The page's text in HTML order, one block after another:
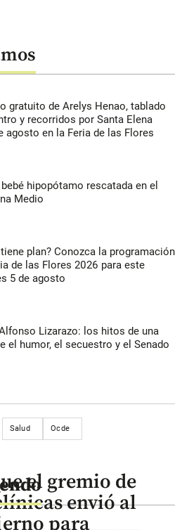
gratuito de Arelys Henao, tablado
y recorridos por Santa Elena
agosto en la Feria de las Flores
hipopótamo rescatada en el
Medio
plan? Conozca la programación
de las Flores 2026 para este
5 de agosto
Lizarazo: los hitos de una
el humor, el secuestro y el Senado
Salud Ocde
el gremio de
envió al
para